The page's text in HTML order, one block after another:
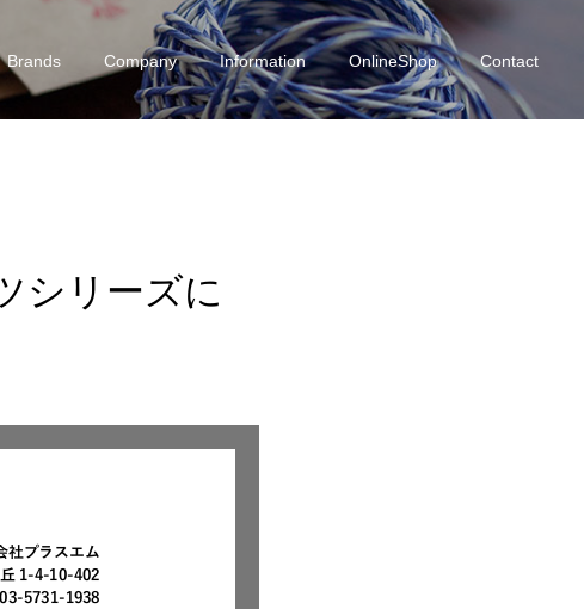
Brands Company Information OnlineShop Contact
シリーズに